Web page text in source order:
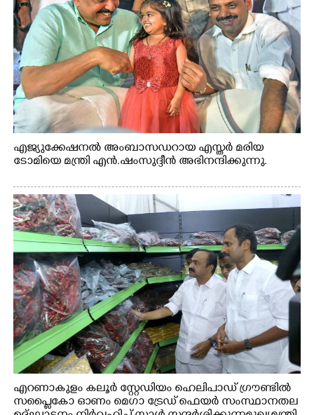
എജ്യുക്കേഷനൽ അംബാസഡറായ എസ്തർ മരിയ
ടോമിയെ മന്ത്രി എൻ.ഷംസുദ്ദീൻ അഭിനന്ദിക്കുന്നു.
എറണാകുളം കലൂർ സ്റ്റേഡിയം ഹെലിപാഡ് ഗ്രൗണ്ടിൽ
സപ്ളൈകോ ഓണം മെഗാ ട്രേഡ് ഫെയർ സംസ്ഥാനതല